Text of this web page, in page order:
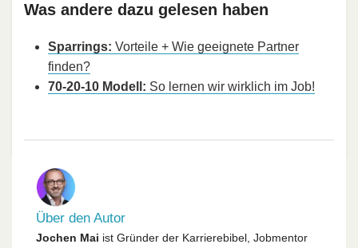
Was andere dazu gelesen haben
Sparrings: Vorteile + Wie geeignete Partner
finden?
70-20-10 Modell: So lernen wir wirklich im Job!
Über den Autor
Jochen Mai ist Gründer der Karrierebibel, Jobmentor